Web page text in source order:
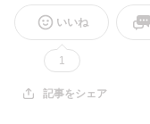
いいね
1
記事をシェア